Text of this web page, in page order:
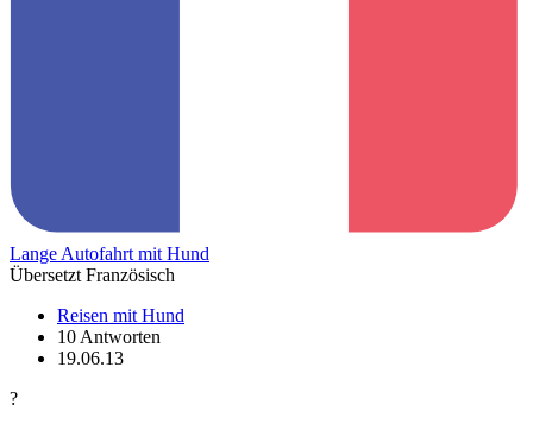
Lange Autofahrt mit Hund
Übersetzt Französisch
Reisen mit Hund
10 Antworten
19.06.13
?